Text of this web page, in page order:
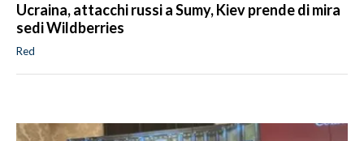
Ucraina, attacchi russi a Sumy, Kiev prende di mira
sedi Wildberries
Red